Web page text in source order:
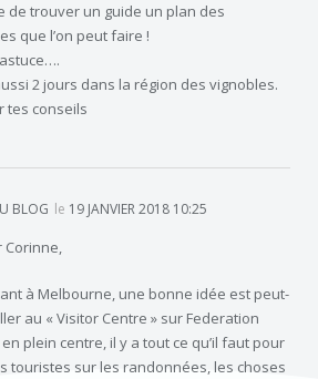
de trouver un guide un plan des
que l’on peut faire !
2 jours dans la région des vignobles.
tes conseils
BLOG le 19 JANVIER 2018 10:25
Corinne,
à Melbourne, une bonne idée est peut-
au « Visitor Centre » sur Federation
plein centre, il y a tout ce qu’il faut pour
touristes sur les randonnées, les choses